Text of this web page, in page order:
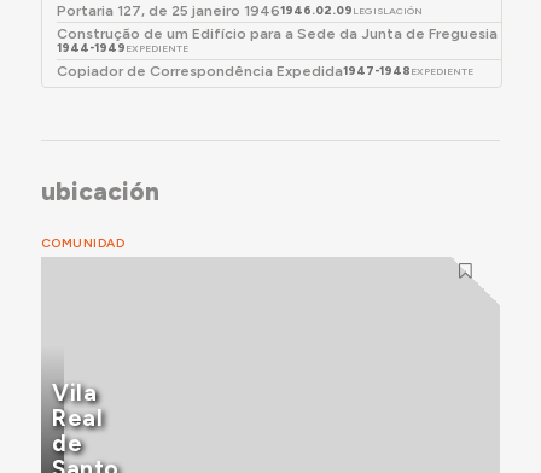
Portaria 127, de 25 janeiro 19461946.02.09 LEGISLACIÓN
Construção de um Edifício para a Sede da Junta de Freguesia e
1944-1949 EXPEDIENTE
Copiador de Correspondência Expedida1947-1948 EXPEDIENTE
ubicación
COMUNIDAD
Vila
Real
de